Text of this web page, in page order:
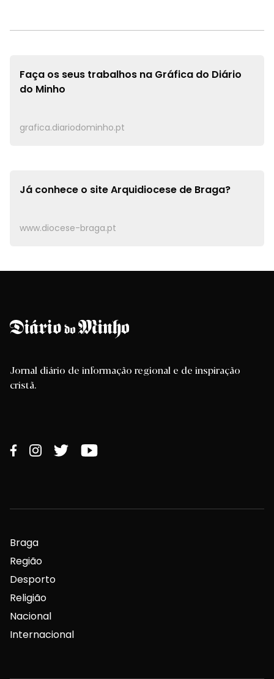
Faça os seus trabalhos na Gráfica do Diário
do Minho
grafica.diariodominho.pt
Já conhece o siteArquidiocese de Braga?
www.diocese-braga.pt
Jornal diário de informação regional e de inspiração
cristã.
Braga
Região
Desporto
Religião
Nacional
Internacional